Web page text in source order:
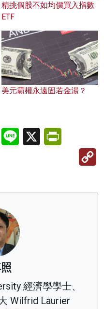
精挑個股不如均價買入指數
ETF
美元霸權永遠固若金湯？
LinkedInLine X
經濟學學士、
Wilfrid Laurier